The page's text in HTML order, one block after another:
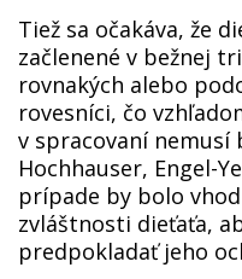
Tiež sa očakáva, že
začlenené v bežnej
rovnakých alebo
rovesníci, čo
v spracovaní nemusí
Hochhauser, Engel-
prípade by bolo
zvláštnosti dieťaťa,
predpokladať jeho